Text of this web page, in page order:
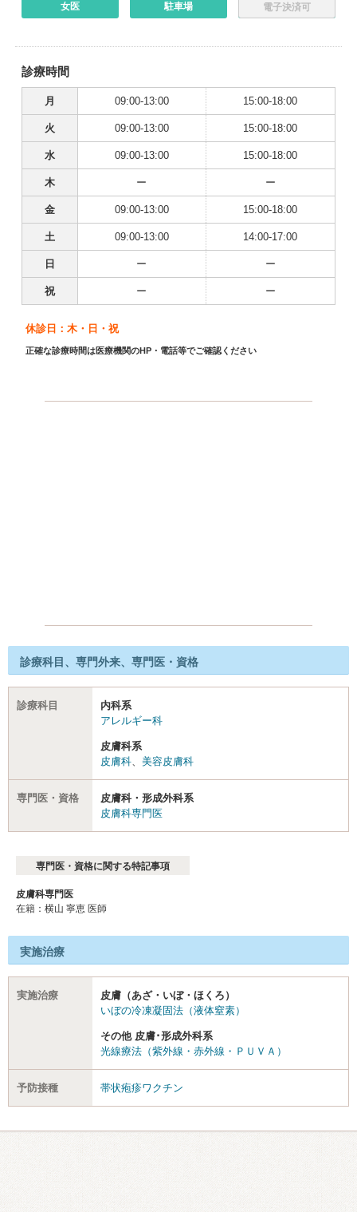
女医 駐車場 電子決済可
診療時間
月 09:00-13:00 15:00-18:00
火 09:00-13:00 15:00-18:00
水 09:00-13:00 15:00-18:00
木 ー ー
金 09:00-13:00 15:00-18:00
土 09:00-13:00 14:00-17:00
日 ー ー
祝 ー ー
休診日：木・日・祝
正確な診療時間は医療機関のHP・電話等でご確認ください
診療科目、専門外来、専門医・資格
診療科目
内科系
アレルギー科
皮膚科系
皮膚科、 美容皮膚科
専門医・資格
皮膚科・形成外科系
皮膚科専門医
専門医・資格に関する特記事項
皮膚科専門医
在籍：横山 寧恵 医師
実施治療
実施治療
皮膚（あざ・いぼ・ほくろ）
いぼの冷凍凝固法（液体窒素）
その他 皮膚･形成外科系
光線療法（紫外線・赤外線・ＰＵＶＡ）
予防接種 帯状疱疹ワクチン